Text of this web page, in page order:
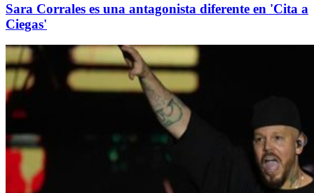
Sara Corrales es una antagonista diferente en 'Cita a
Ciegas'